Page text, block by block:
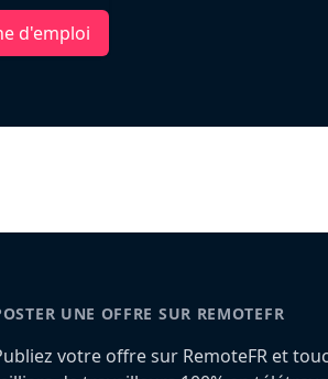
d'emploi
UNE OFFRE SUR REMOTEFR
votre offre sur RemoteFR et